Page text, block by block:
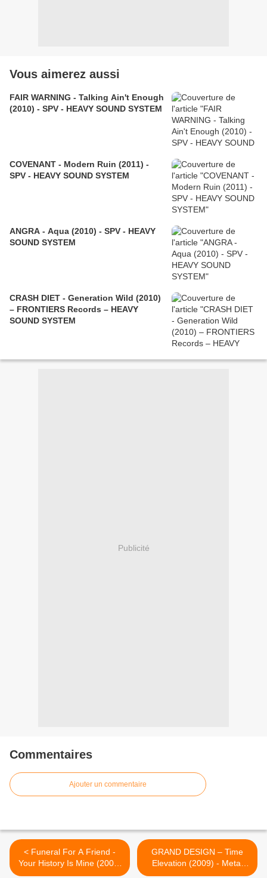
Vous aimerez aussi
FAIR WARNING - Talking Ain't Enough
(2010) - SPV - HEAVY SOUND SYSTEM
COVENANT - Modern Ruin (2011) -
SPV - HEAVY SOUND SYSTEM
ANGRA - Aqua (2010) - SPV - HEAVY
SOUND SYSTEM
CRASH DIET - Generation Wild (2010)
– FRONTIERS Records – HEAVY
SOUND SYSTEM
Publicité
Commentaires
Ajouter un commentaire
< Funeral For A Friend -
Your History Is Mine (2009)
mp3- Roadrunner - HEAVY
GRAND DESIGN – Time
Elevation (2009) - Metal
Heaven >